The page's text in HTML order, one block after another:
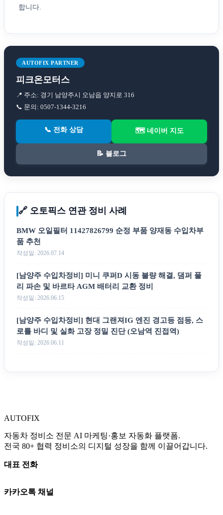
합니다.
AUTOFIX PARTNER
피크온모터스
📍 주소: 경기 남양주시 오남읍 양지로 316
📞 문의: 0507-1344-3216
📞 전화 상담 🗺️ 네이버 지도
📝 블로그
🔗 오토픽스 연관 정비 사례
BMW 오일필터 11427826799 순정 부품 양재동 수입차부
품 추천
작성일: 2026.07.14
[남양주 수입차정비] 미니 쿠퍼D 시동 불량 해결, 댐퍼 풀
리 파손 및 바르타 AGM 배터리 교환 정비
작성일: 2026.06.15
[남양주 수입차정비] 현대 그랜져IG 엔진 경고등 점등, 스
로틀 바디 및 실화 고장 정밀 진단 (오남역 진접역)
작성일: 2026.06.11
AUTOFIX
자동차 정비소 전문 AI 마케팅·홍보 자동화 플랫폼.
전국 80+ 협력 정비소의 디지털 성장을 함께 이끌어갑니다.
대표 전화
카카오톡 채널